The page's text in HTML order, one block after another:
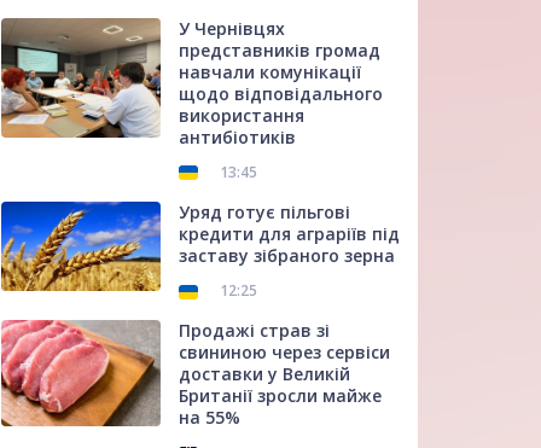
У Чернівцях
представників громад
навчали комунікації
щодо відповідального
використання
антибіотиків
13:45
Уряд готує пільгові
кредити для аграріїв під
заставу зібраного зерна
12:25
Продажі страв зі
свининою через сервіси
доставки у Великій
Британії зросли майже
на 55%